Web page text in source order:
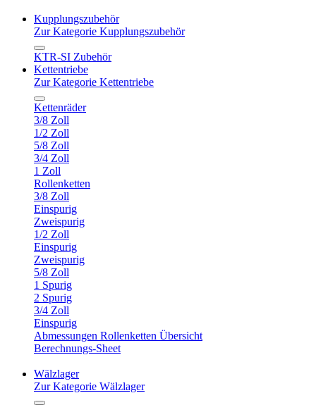
Kupplungszubehör
Zur Kategorie Kupplungszubehör
KTR-SI Zubehör
Kettentriebe
Zur Kategorie Kettentriebe
Kettenräder
3/8 Zoll
1/2 Zoll
5/8 Zoll
3/4 Zoll
1 Zoll
Rollenketten
3/8 Zoll
Einspurig
Zweispurig
1/2 Zoll
Einspurig
Zweispurig
5/8 Zoll
1 Spurig
2 Spurig
3/4 Zoll
Einspurig
Abmessungen Rollenketten Übersicht
Berechnungs-Sheet
Wälzlager
Zur Kategorie Wälzlager